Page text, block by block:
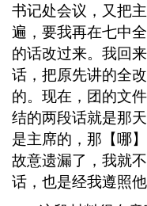
书记处会议，又把
遍，要我再在七中
的话改过来。我回
话，把原先讲的全
的。现在，团的文
结的两段话就是那
是主席的，那【哪
故意遗漏了，我就
话，也是经我遵照